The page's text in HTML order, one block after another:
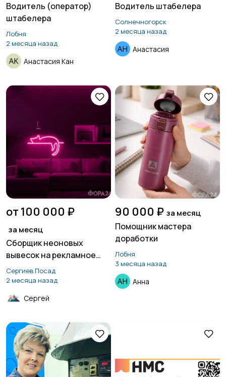
Водитель (оператор)
штабелера
Лобня
2 месяца назад
Анастасия Кан
Водитель штабелера
Солнечногорск
2 месяца назад
Анастасия
от 100 000 ₽
за месяц
Сборщик неоновых
вывесок на рекламное
производство
Сергиев Посад
2 месяца назад
Сергей
90 000 ₽ за месяц
Помощник мастера
доработки
Лобня
3 месяца назад
Анна